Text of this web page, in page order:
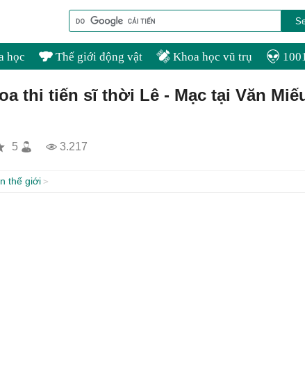
học Thế giới động vật Khoa học vũ trụ
thi tiến sĩ thời Lê - Mạc tại Văn
5 3.217
thế giới